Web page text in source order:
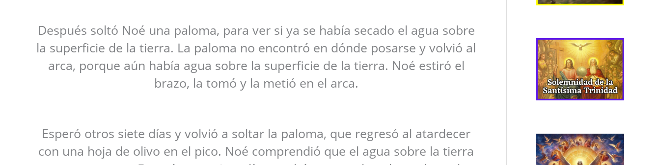
Después soltó Noé una paloma, para ver si ya se había secado el agua sobre
la superficie de la tierra. La paloma no encontró en dónde posarse y volvió al
arca, porque aún había agua sobre la superficie de la tierra. Noé estiró el
brazo, la tomó y la metió en el arca.
Esperó otros siete días y volvió a soltar la paloma, que regresó al atardecer
con una hoja de olivo en el pico. Noé comprendió que el agua sobre la tierra